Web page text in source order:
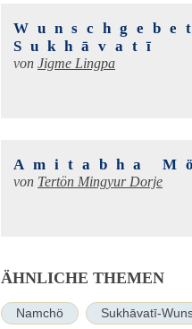
Sukhāvatī
von Jigme Lingpa
Amitabha
von Tertön Mingyur Dorje
ÄHNLICHE THEMEN
Namchö Sukhāvatī-